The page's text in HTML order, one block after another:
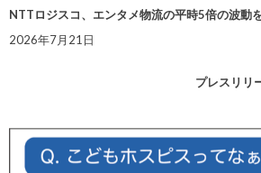
NTTロジスコ、エンタメ物流の平時5倍の波動
2026年7月21日
プレスリリ